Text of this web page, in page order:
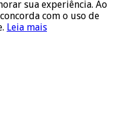
sua experiência. Ao
com o uso de
Leia mais